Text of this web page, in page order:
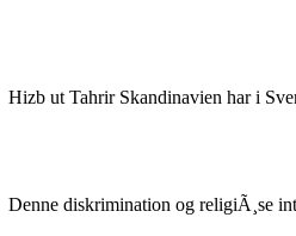
Hizb ut Tahrir Skandinavien har i
Denne diskrimination og religiÃ¸se